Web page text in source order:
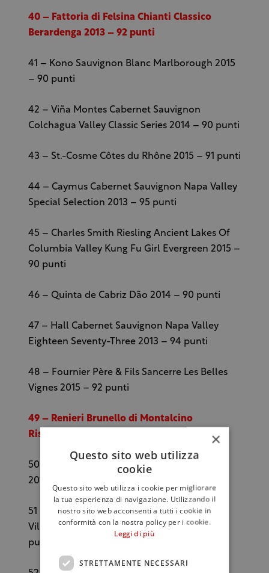
40 – Fattoria di Felsina Chianti Classico
Berardenga 2013 – 92 punti
41 – Kono Sauvignon Blanc Marlborough 2015
– 90 punti
42 – Viña Montes Cabernet Sauvignon
Colchagua Valley Classic Series 2014 – 90 punti
43 – St.-Cosme Côtes du Rhône 2015 – 91 punti
44 – Caymus Cabernet Sauvignon Napa Valley
Special Selection 2013 – 95 punti
45 – Charles Smith Riesling Ancient Lakes Of
Columbia Valley Kung Fu Girl Evergreen 2015 –
90 punti
46 – Quinta de Cabriz Dão 2014 – 90 punti
47 – Hall Cabernet Sauvignon Napa Valley
Eighteen Seventy-Three 2013 – 94 punti
48 – Fournier Père & Fils Sancerre Les Belles
Vignes 2015 – 92 punti
49 – Renieri Brunello di Montalcino
Riserva 2010 – 96 punti
50 – Real Companhia Velha Douro Evel Red
2014 – 90 punti
51 – M. Chapoutier Côtes du Roussillon-
Villages Les Vignes de Bila-Haut 2014 – 90
punti
×
Questo sito web utilizza
cookie
Questo sito web utilizza i cookie per migliorare
la tua esperienza di navigazione. Utilizzando il
nostro sito web acconsenti a tutti i cookie in
conformità con la nostra policy per i cookie.
Leggi di più
STRETTAMENTE NECESSARI